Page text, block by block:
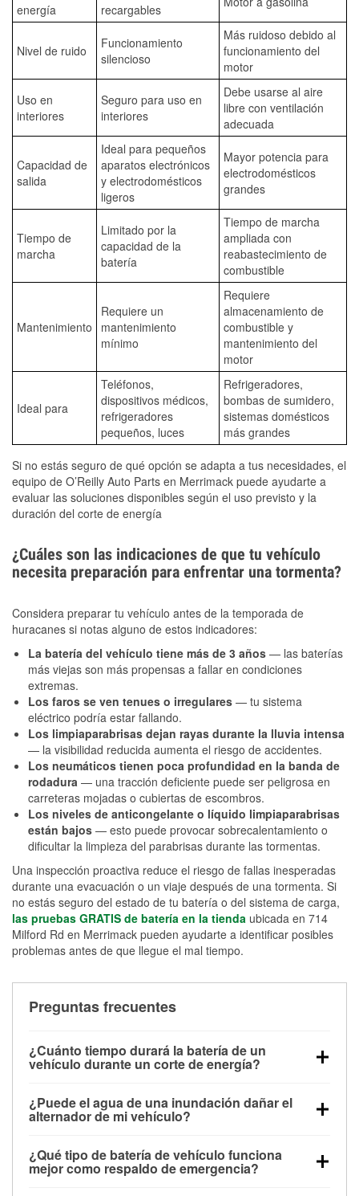
energía
recargables
Nivel de ruido
Funcionamiento
silencioso
Más ruidoso debido al
funcionamiento del
motor
Uso en
interiores
Seguro para uso en
interiores
Debe usarse al aire
libre con ventilación
adecuada
Capacidad de
salida
Ideal para pequeños
aparatos electrónicos
y electrodomésticos
ligeros
Mayor potencia para
electrodomésticos
grandes
Tiempo de
marcha
Limitado por la
capacidad de la
batería
Tiempo de marcha
ampliada con
reabastecimiento de
combustible
Mantenimiento
Requiere un
mantenimiento
mínimo
Requiere
almacenamiento de
combustible y
mantenimiento del
motor
Ideal para
Teléfonos,
dispositivos médicos,
refrigeradores
pequeños, luces
Refrigeradores,
bombas de sumidero,
sistemas domésticos
más grandes
Si no estás seguro de qué opción se adapta a tus necesidades, el
equipo de O’Reilly Auto Parts en Merrimack puede ayudarte a
evaluar las soluciones disponibles según el uso previsto y la
duración del corte de energía
¿Cuáles son las indicaciones de que tu vehículo
necesita preparación para enfrentar una tormenta?
Considera preparar tu vehículo antes de la temporada de
huracanes si notas alguno de estos indicadores:
La batería del vehículo tiene más de 3 años — las baterías
más viejas son más propensas a fallar en condiciones
extremas.
Los faros se ven tenues o irregulares — tu sistema
eléctrico podría estar fallando.
Los limpiaparabrisas dejan rayas durante la lluvia intensa
— la visibilidad reducida aumenta el riesgo de accidentes.
Los neumáticos tienen poca profundidad en la banda de
rodadura — una tracción deficiente puede ser peligrosa en
carreteras mojadas o cubiertas de escombros.
Los niveles de anticongelante o líquido limpiaparabrisas
están bajos — esto puede provocar sobrecalentamiento o
dificultar la limpieza del parabrisas durante las tormentas.
Una inspección proactiva reduce el riesgo de fallas inesperadas
durante una evacuación o un viaje después de una tormenta. Si
no estás seguro del estado de tu batería o del sistema de carga,
las pruebas GRATIS de batería en la tienda ubicada en 714
Milford Rd en Merrimack pueden ayudarte a identificar posibles
problemas antes de que llegue el mal tiempo.
Preguntas frecuentes
¿Cuánto tiempo durará la batería de un
vehículo durante un corte de energía?
alimentar pequeños accesorios durante un tiempo
limitado, pero el uso repetido sin conducir el vehículo
contar con un equipo de carga de respaldo para
cortes prolongados.
¿Puede el agua de una inundación dañar el
alternador de mi vehículo?
parte baja del compartimento del motor y pueden
dañarse si se sumergen, lo que puede provocar una
¿Qué tipo de batería de vehículo funciona
mejor como respaldo de emergencia?